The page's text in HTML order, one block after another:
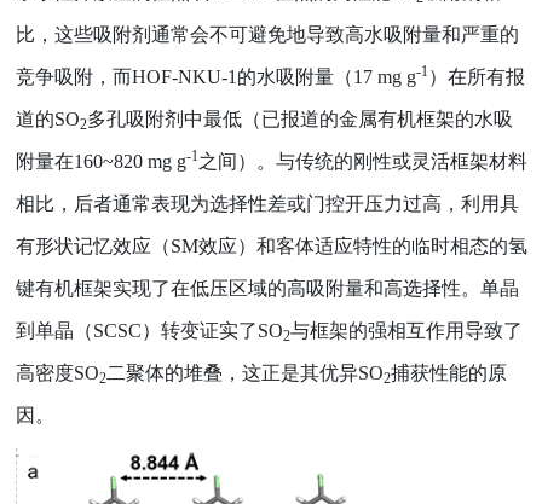
比，这些吸附剂通常会不可避免地导致高水吸附量和严重的
竞争吸附，而HOF-NKU-1 的水吸附量（17 mg g-1 ）在所有报
道的SO2多孔吸附剂中最低（已报道的金属有机框架的水吸
附量在160~820 mg g-1 之间）。与传统的刚性或灵活框架材料
相比，后者通常表现为选择性差或门控开压力过高，利用具
有形状记忆效应（SM效应）和客体适应特性的临时相态的氢
键有机框架实现了在低压区域的高吸附量和高选择性。单晶
到单晶（SCSC）转变证实了SO2与框架的强相互作用导致了
高密度SO2二聚体的堆叠，这正是其优异SO2捕获性能的原
因。